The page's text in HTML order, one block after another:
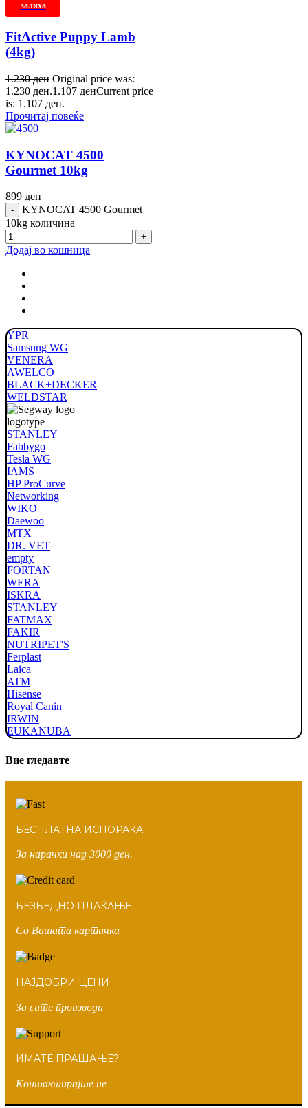
залиха
FitActive Puppy Lamb
(4kg)
1.230ден Original price was:
1.230 ден.1.107 денCurrent price
is: 1.107 ден.
Прочитај повеќе
KYNOCAT 4500
Gourmet 10kg
899 ден
KYNOCAT 4500 Gourmet
10kg количина
Додај во кошница
YPR
Samsung WG
VENERA
AWELCO
BLACK+DECKER
WELDSTAR
STANLEY
Fabbygo
Tesla WG
IAMS
HP ProCurve
Networking
WIKO
Daewoo
MTX
DR. VET
empty
FORTAN
WERA
ISKRA
STANLEY
FATMAX
FAKIR
NUTRIPET'S
Ferplast
Laica
ATM
Hisense
Royal Canin
IRWIN
EUKANUBA
Вие гледавте
БЕСПЛАТНА ИСПОРАКА
За нарачки над 3000 ден.
БЕЗБЕДНО ПЛАЌАЊЕ
Со Вашата картичка
НАЈДОБРИ ЦЕНИ
За сите производи
ИМАТЕ ПРАШАЊЕ?
Контактирајте не